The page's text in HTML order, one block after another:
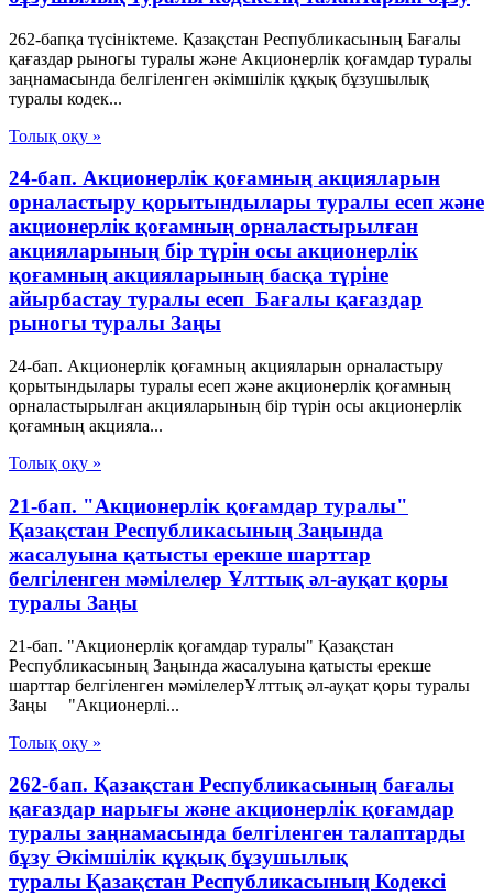
262-бапқа түсініктеме. Қазақстан Республикасының Бағалы
қағаздар рыногы туралы және Акционерлік қоғамдар туралы
заңнамасында белгіленген әкімшілік құқық бұзушылық
туралы кодек...
Толық оқу »
24-бап. Акционерлік қоғамның акцияларын
орналастыру қорытындылары туралы есеп және
акционерлік қоғамның орналастырылған
акцияларының бір түрін осы акционерлік
қоғамның акцияларының басқа түріне
айырбастау туралы есеп Бағалы қағаздар
рыногы туралы Заңы
24-бап. Акционерлік қоғамның акцияларын орналастыру
қорытындылары туралы есеп және акционерлік қоғамның
орналастырылған акцияларының бір түрін осы акционерлік
қоғамның акцияла...
Толық оқу »
21-бап. "Акционерлік қоғамдар туралы"
Қазақстан Республикасының Заңында
жасалуына қатысты ерекше шарттар
белгіленген мәмілелер Ұлттық әл-ауқат қоры
туралы Заңы
21-бап. "Акционерлік қоғамдар туралы" Қазақстан
Республикасының Заңында жасалуына қатысты ерекше
шарттар белгіленген мәмілелерҰлттық әл-ауқат қоры туралы
Заңы "Акционерлі...
Толық оқу »
262-бап. Қазақстан Республикасының бағалы
қағаздар нарығы және акционерлік қоғамдар
туралы заңнамасында белгiленген талаптарды
бұзу Әкімшілік құқық бұзушылық
туралы Қазақстан Республикасының Кодексі